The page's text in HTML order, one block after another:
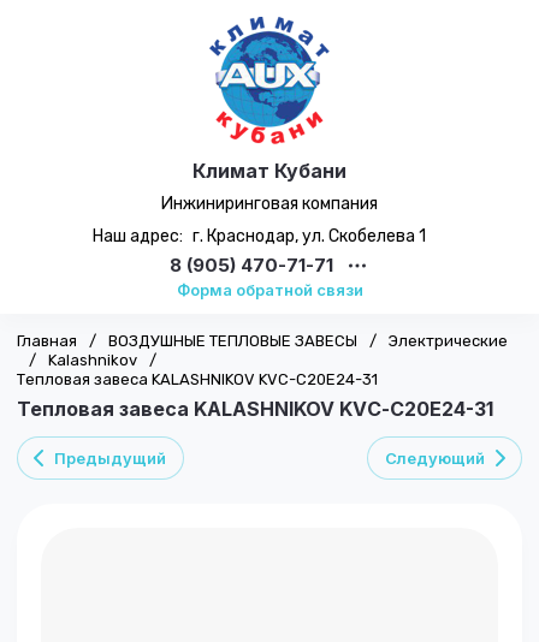
Климат Кубани
Инжиниринговая компания
Наш адрес: г. Краснодар, ул. Скобелева 1
8 (905) 470-71-71
Форма обратной связи
Главная / ВОЗДУШНЫЕ ТЕПЛОВЫЕ ЗАВЕСЫ /
Электрические
/
Kalashnikov
/
Тепловая завеса KALASHNIKOV KVС-C20E24-31
Тепловая завеса KALASHNIKOV KVС-C20E24-31
Предыдущий Следующий